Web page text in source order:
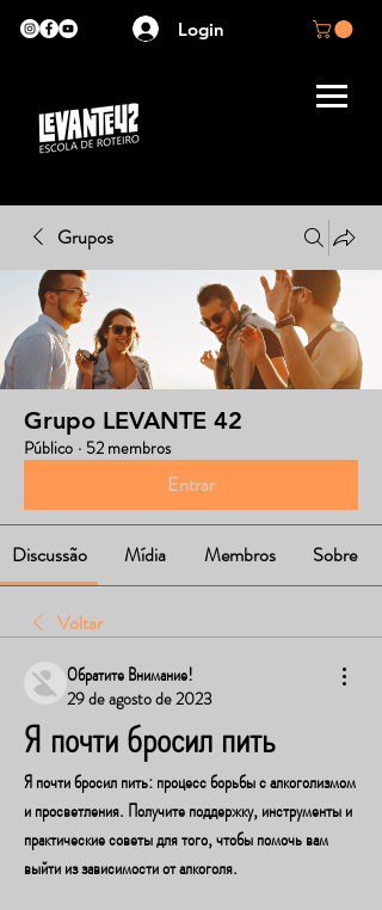
Login
Grupos
Grupo LEVANTE 42
Público · 52 membros
Entrar
Discussão Mídia Membros Sobre
Voltar
Обратите Внимание!
29 de agosto de 2023
Я почти бросил пить
Я почти бросил пить: процесс борьбы с алкоголизмом
и просветления. Получите поддержку, инструменты и
практические советы для того, чтобы помочь вам
выйти из зависимости от алкоголя.